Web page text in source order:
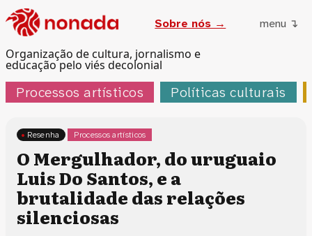
Organização de cultura, jornalismo e
educação pelo viés decolonial
Sobre nós → menu ↴
Processos artísticos Políticas culturais
Processos artísticos
Resenha
O Mergulhador, do uruguaio
Luis Do Santos, e a
brutalidade das relações
silenciosas